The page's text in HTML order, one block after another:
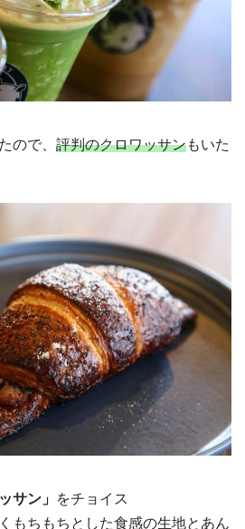
ので、 評判のクロワッサンもいた
サン」 をチョイス
もちもちとした食感の生地とあん